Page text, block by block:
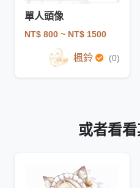
單人頭像
NT$ 800 ~ NT$ 1500
楓鈴 (0)
或者看